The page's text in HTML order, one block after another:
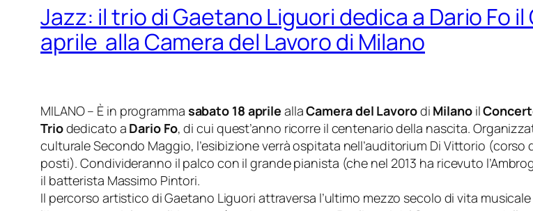
Jazz: il trio di Gaetano Liguori dedica a Dario Fo
aprile alla Camera del Lavoro di Milano
MILANO – È in programma sabato 18 aprile allaCamera del Lavorodi Milanoil
Triodedicato a Dario Fo, di cui quest’anno ricorre il centenario della nascita.
culturale Secondo Maggio, l’esibizione verrà ospitata nell’auditorium Di Vittorio (corso
posti). Condivideranno il palco con il grande pianista (che nel 2013 ha ricevuto
il batterista Massimo Pintori.
Il percorso artistico di Gaetano Liguori attraversa l’ultimo mezzo secolo di vita